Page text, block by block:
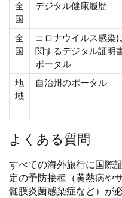
全
国
デジタル健康履歴
全
国
コロナウイルス感染
関するデジタル証明
ポータル
地
域
自治州のポータル
よくある質問
すべての海外旅行に国際
定の予防接種（黄熱病や
髄膜炎菌感染症など）が